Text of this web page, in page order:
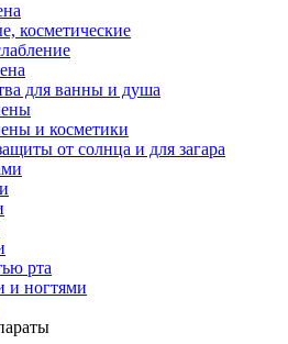
косметические
для ванны и душа
и косметики
от солнца и для загара
рта
и ногтями